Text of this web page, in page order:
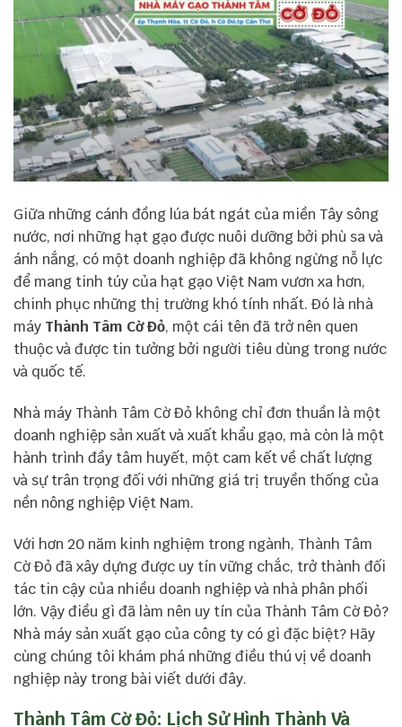
Giữa những cánh đồng lúa bát ngát của miền Tây sông
nước, nơi những hạt gạo được nuôi dưỡng bởi phù sa và
ánh nắng, có một doanh nghiệp đã không ngừng nỗ lực
để mang tinh túy của hạt gạo Việt Nam vươn xa hơn,
chinh phục những thị trường khó tính nhất. Đó là nhà
máy Thành Tâm Cờ Đỏ, một cái tên đã trở nên quen
thuộc và được tin tưởng bởi người tiêu dùng trong nước
và quốc tế.
Nhà máy Thành Tâm Cờ Đỏ không chỉ đơn thuần là một
doanh nghiệp sản xuất và xuất khẩu gạo, mà còn là một
hành trình đầy tâm huyết, một cam kết về chất lượng
và sự trân trọng đối với những giá trị truyền thống của
nền nông nghiệp Việt Nam.
Với hơn 20 năm kinh nghiệm trong ngành, Thành Tâm
Cờ Đỏ đã xây dựng được uy tín vững chắc, trở thành đối
tác tin cậy của nhiều doanh nghiệp và nhà phân phối
lớn. Vậy điều gì đã làm nên uy tín của Thành Tâm Cờ Đỏ?
Nhà máy sản xuất gạo của công ty có gì đặc biệt? Hãy
cùng chúng tôi khám phá những điều thú vị về doanh
nghiệp này trong bài viết dưới đây.
Thành Tâm Cờ Đỏ: Lịch Sử Hình Thành Và